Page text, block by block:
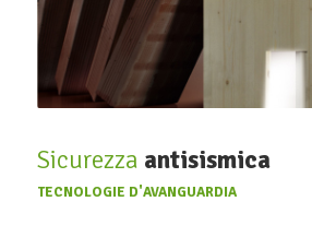
Sicurezza antisismica
TECNOLOGIE D'AVANGUARDIA